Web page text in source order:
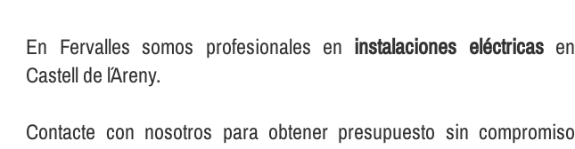
En Fervalles somos profesionales en instalaciones eléctricasen
Castell de l´Areny.
Contacte con nosotros para obtener presupuesto sin compromiso